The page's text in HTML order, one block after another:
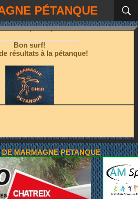
PÉTANQUE
étant terminées!
résultats à la pétanque!
MARMAGNE PETANQUE